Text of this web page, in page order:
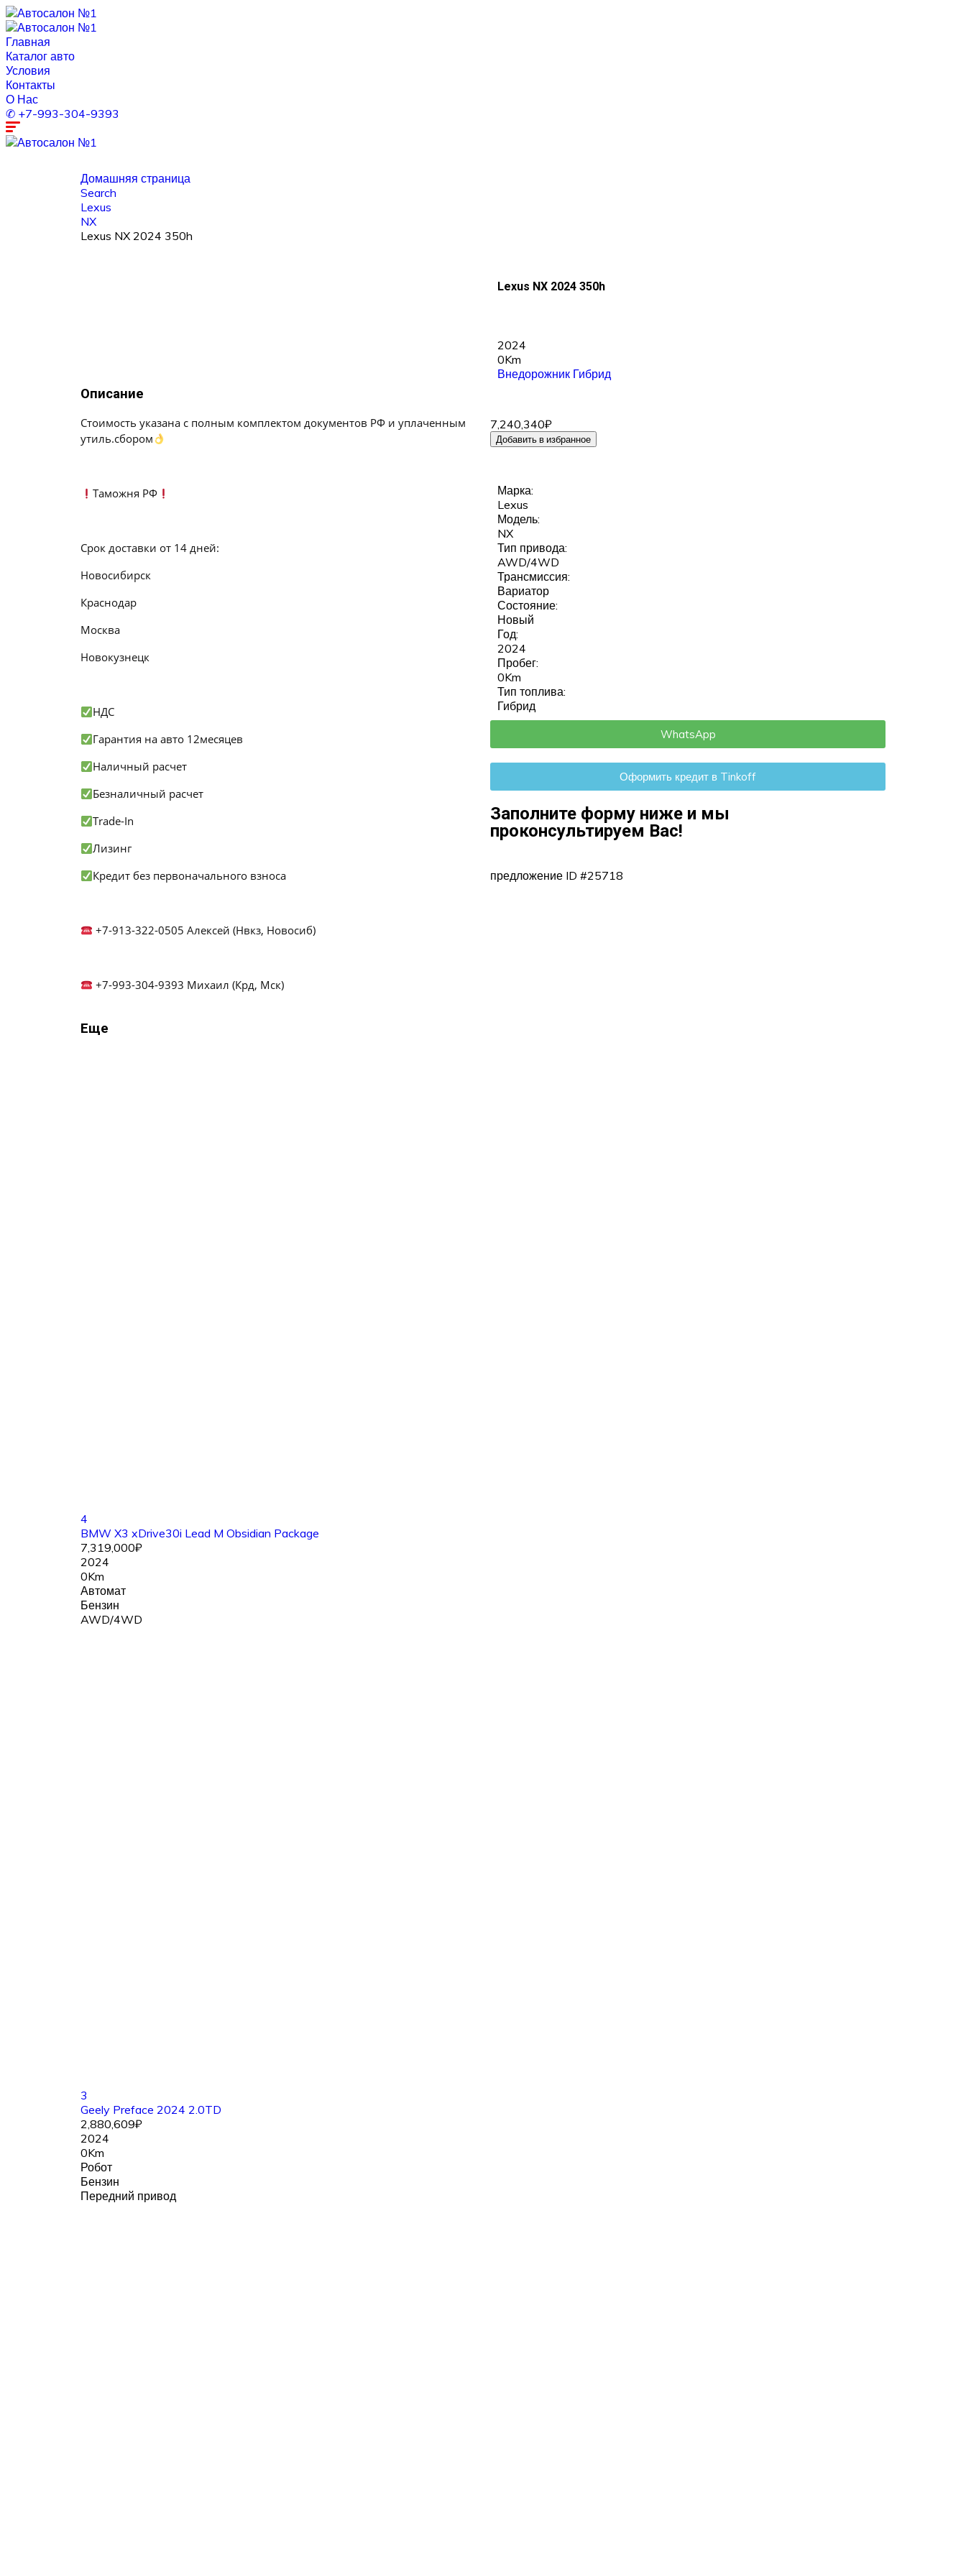
Главная
Каталог авто
Условия
Контакты
О Нас
✆ +7-993-304-9393
Домашняя страница
Search
Lexus
NX
Lexus NX 2024 350h
Описание
Стоимость указана с полным комплектом документов РФ и уплаченным
утиль.сбором
Таможня РФ
Срок доставки от 14 дней:
Новосибирск
Краснодар
Москва
Новокузнецк
НДС
Гарантия на авто 12месяцев
Наличный расчет
Безналичный расчет
Trade-In
Лизинг
Кредит без первоначального взноса
+7-913-322-0505 Алексей (Нвкз, Новосиб)
+7-993-304-9393 Михаил (Крд, Мск)
Lexus NX 2024 350h
2024
0Km
Внедорожник Гибрид
7,240,340₽
Добавить в избранное
Марка:
Lexus
Модель:
NX
Тип привода:
AWD/4WD
Трансмиссия:
Вариатор
Состояние:
Новый
Год:
2024
Пробег:
0Km
Тип топлива:
Гибрид
WhatsApp
Оформить кредит в Tinkoff
Заполните форму ниже и мы
проконсультируем Ваc!
предложение ID #25718
Еще
4
BMW X3 xDrive30i Lead M Obsidian Package
7,319,000₽
2024
0Km
Автомат
Бензин
AWD/4WD
3
Geely Preface 2024 2.0TD
2,880,609₽
2024
0Km
Робот
Бензин
Передний привод